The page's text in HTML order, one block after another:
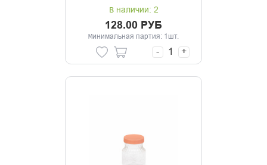
В наличии: 2
128.00 РУБ
Минимальная партия: 1шт.
- +